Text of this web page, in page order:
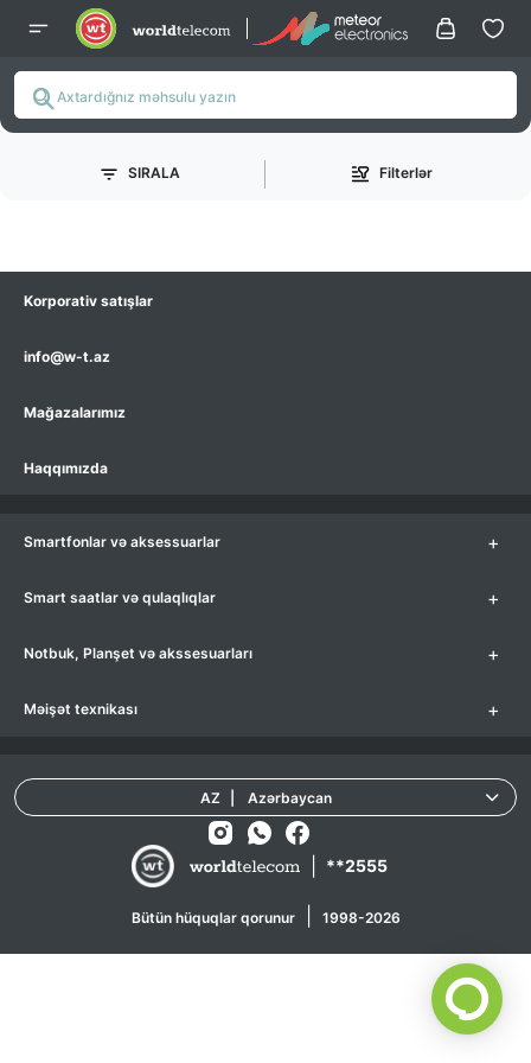
SIRALA Filterlər
Korporativ satışlar
info@w-t.az
Mağazalarımız
Haqqımızda
Smartfonlar və aksessuarlar +
Smart saatlar və qulaqlıqlar +
Notbuk, Planşet və akssesuarları +
Məişət texnikası +
**2555
Bütün hüquqlar qorunur 1998-2026
AZ Azərbaycan